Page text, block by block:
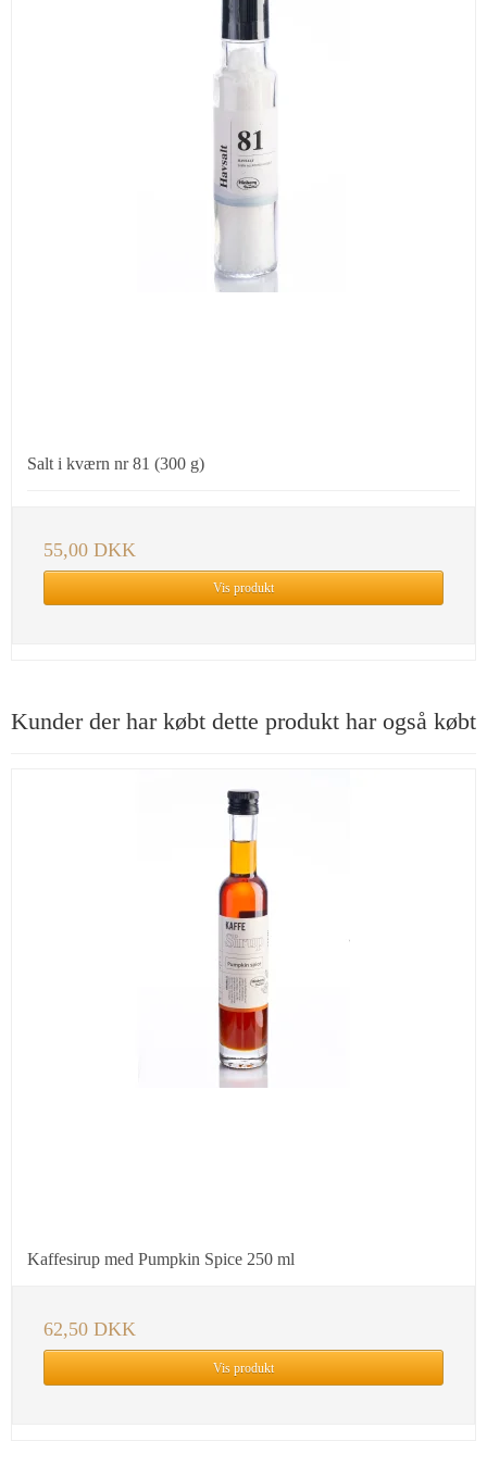
Salt i kværn nr 81 (300 g)
55,00 DKK
Vis produkt
Kunder der har købt dette produkt har også købt
Kaffesirup med Pumpkin Spice 250 ml
62,50 DKK
Vis produkt